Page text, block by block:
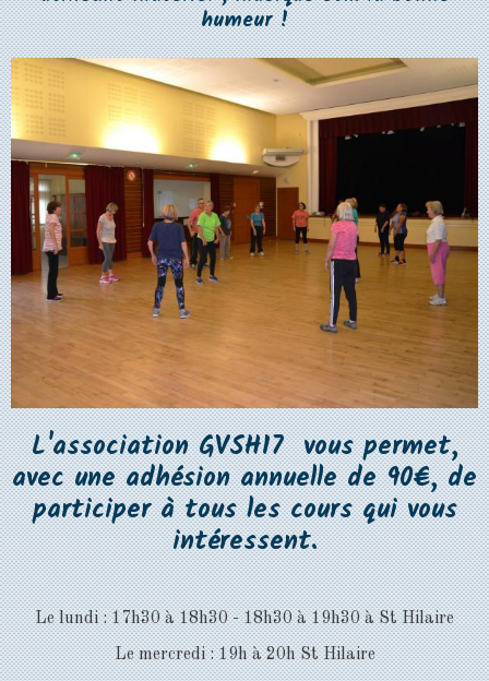
humeur !
L'association GVSH17 vous permet,
avec une adhésion annuelle de 90€, de
participer à tous les cours qui vous
intéressent.
Le lundi : 17h30 à 18h30 - 18h30 à 19h30 à St Hilaire
Le mercredi : 19h à 20h St Hilaire